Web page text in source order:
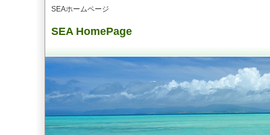
SEAホームページ
SEA HomePage